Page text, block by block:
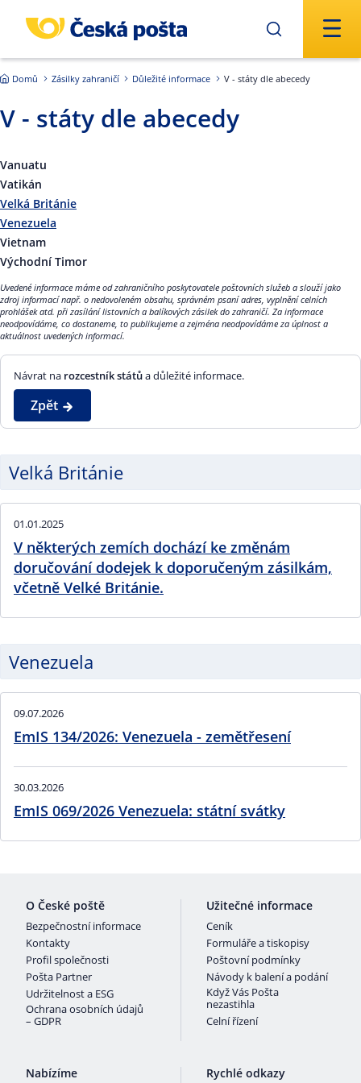
Domů Zásilky zahraničí Důležité informace V - státy dle abecedy
V - státy dle abecedy
Vanuatu
Vatikán
Velká Británie
Venezuela
Vietnam
Východní Timor
Uvedené informace máme od zahraničního poskytovatele poštovních služeb a slouží jako
zdroj informací např. o nedovoleném obsahu, správném psaní adres, vyplnění celních
prohlášek atd. při zasílání listovních a balíkových zásilek do zahraničí. Za informace
neodpovídáme, co dostaneme, to publikujeme a zejména neodpovídáme za úplnost a
aktuálnost uvedených informací.
Návrat na rozcestník státůa důležité informace.
Zpět
Velká Británie
01.01.2025
V některých zemích dochází ke změnám
doručování dodejek k doporučeným zásilkám,
včetně Velké Británie.
Venezuela
09.07.2026
EmIS 134/2026: Venezuela - zemětřesení
30.03.2026
EmIS 069/2026 Venezuela: státní svátky
O České poště
Bezpečnostní informace
Kontakty
Profil společnosti
Pošta Partner
Udržitelnost a ESG
Ochrana osobních údajů
– GDPR
Užitečné informace
Ceník
Formuláře a tiskopisy
Poštovní podmínky
Návody k balení a podání
Když Vás Pošta
nezastihla
Celní řízení
Nabízíme Rychlé odkazy